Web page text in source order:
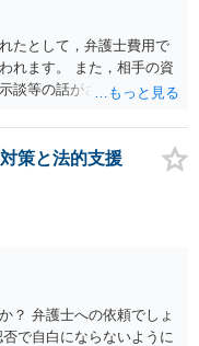
たとして，弁護士費用で
れます。 また，相手の資
談等の話がされなかった
策と法的支援
？ 弁護士への依頼でしょ
で自白にならないように